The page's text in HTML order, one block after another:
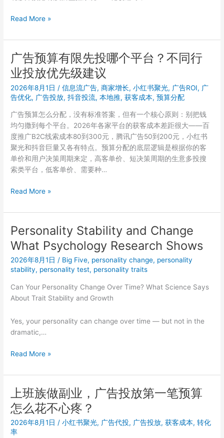
邀
注
册
方
法
真
的
不
难
ZWPlayer
频
播
放
器
多
路
控：
WebRTC
低
延
迟
网
预
署
践
Read More »
广告预算有限先投哪个平台？不同行
业投放优先级建议
2026年8月1日 /信息流广告,商家增长,小红书聚光, 广告ROI, 广
告优化, 广告投放,抖音投流,本地推,获客成本,预算分配
广告预算怎么分配，没有标准答案，但有一个核心原则：别把钱
均匀撒到每个平台。2026年各家平台的获客成本差距很大——百
度推广B2C线索成本80到300元，腾讯广告50到200元，小红书
聚光和抖音巨量又各有特点。预算分配的底层逻辑是根据你的客
单价和用户决策周期来定，高客单价、短决策周期的生意多投搜
索类平台，低客单价、需要种…
广
预
有
限
先
投
个
平
不
同
业
优
先
级
建
议
Read More »
Personality Stability and Change
What Psychology Research Shows
2026年8月1日/ Big Five, personality change, personality
stability, personality test, personality traits
Can Your Personality Change Over Time? What Science Says
About Trait Stability and Growth
Yes, your personality can change over time — but not in the
dramatic,…
Personality
and
Change
What
Psychology
Research
Shows
Read More »
上班族做副业，广告投放第一笔预算
怎么花不心疼？
2026年8月1日/小红书聚光, 广告代投, 广告投放,获客成本,转化
率